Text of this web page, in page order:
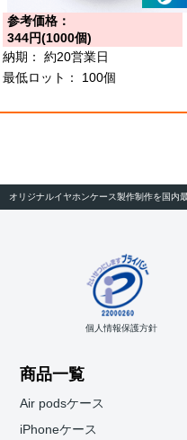
参考価格：
344円(1000個)
納期：
約20営業日
最低ロット：
100個
オリジナルイヤホンケース製作制作を国内
個人情報保護方針
商品一覧
Air podsケース
iPhoneケース